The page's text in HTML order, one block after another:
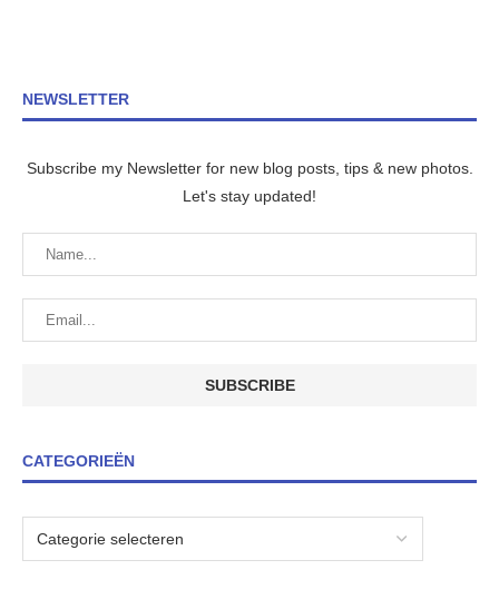
NEWSLETTER
Subscribe my Newsletter for new blog posts, tips & new photos.
Let's stay updated!
CATEGORIEËN